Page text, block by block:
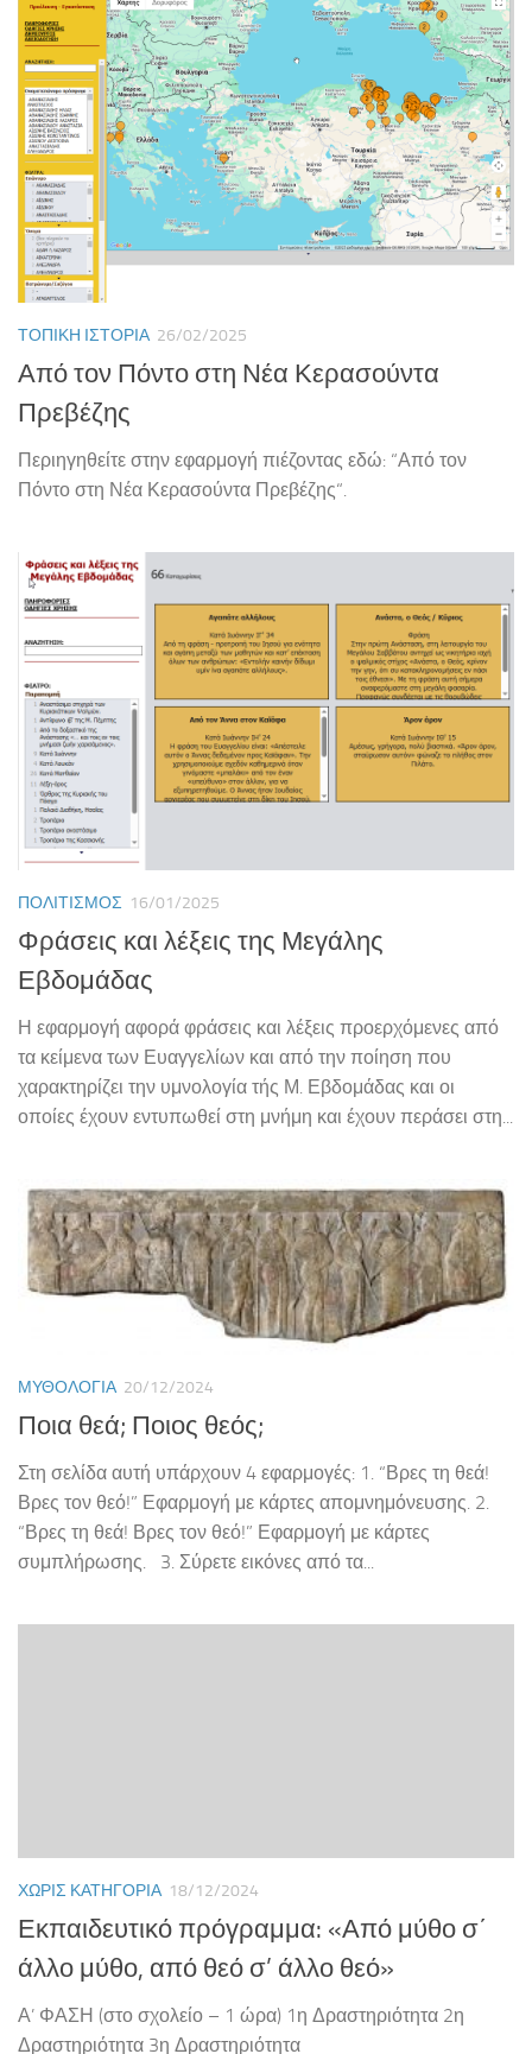
ΤΟΠΙΚΉ ΙΣΤΟΡΊΑ 26/02/2025
Από τον Πόντο στη Νέα Κερασούντα
Πρεβέζης
Περιηγηθείτε στην εφαρμογή πιέζοντας εδώ: “Από τον
Πόντο στη Νέα Κερασούντα Πρεβέζης“.
ΠΟΛΙΤΙΣΜΌΣ 16/01/2025
Φράσεις και λέξεις της Μεγάλης
Εβδομάδας
Η εφαρμογή αφορά φράσεις και λέξεις προερχόμενες από
τα κείμενα των Ευαγγελίων και από την ποίηση που
χαρακτηρίζει την υμνολογία τής Μ. Εβδομάδας και οι
οποίες έχουν εντυπωθεί στη μνήμη και έχουν περάσει στη...
ΜΥΘΟΛΟΓΊΑ 20/12/2024
Ποια θεά; Ποιος θεός;
Στη σελίδα αυτή υπάρχουν 4 εφαρμογές: 1. “Βρες τη θεά!
Βρες τον θεό!” Εφαρμογή με κάρτες απομνημόνευσης. 2.
“Βρες τη θεά! Βρες τον θεό!” Εφαρμογή με κάρτες
συμπλήρωσης. 3. Σύρετε εικόνες από τα...
ΧΩΡΊΣ ΚΑΤΗΓΟΡΊΑ 18/12/2024
Εκπαιδευτικό πρόγραμμα: «Από μύθο σ΄
άλλο μύθο, από θεό σ’ άλλο θεό»
Α’ ΦΑΣΗ (στο σχολείο – 1 ώρα) 1η Δραστηριότητα 2η
Δραστηριότητα 3η Δραστηριότητα